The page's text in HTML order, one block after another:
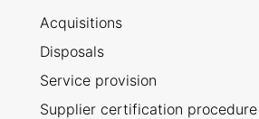
Acquisitions
Disposals
Service provision
Supplier certification procedure